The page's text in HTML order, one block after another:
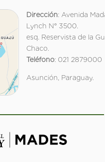
Dirección: Avenida
Lynch N° 3500.
esq. Reservista de la
Chaco.
Teléfono: 021 2879000
Asunción, Paraguay.